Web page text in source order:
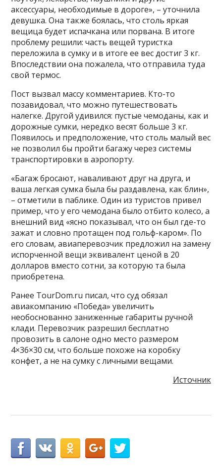
аксессуары, необходимые в дороге», – уточнила
девушка. Она также боялась, что столь яркая
вещица будет испачкана или порвана. В итоге
проблему решили: часть вещей туристка
переложила в сумку и в итоге ее вес достиг 3 кг.
Впоследствии она пожалела, что отправила туда
свой термос.
Пост вызвал массу комментариев. Кто-то
позавидовал, что можно путешествовать
налегке. Другой удивился: пустые чемоданы, как и
дорожные сумки, нередко весят больше 3 кг.
Появилось и предположение, что столь малый вес
не позволил бы пройти багажу через системы
транспортировки в аэропорту.
«Багаж бросают, наваливают друг на друга, и
ваша легкая сумка была бы раздавлена, как блин»,
– отметили в паблике. Один из туристов привел
пример, что у его чемодана было отбито колесо, а
внешний вид «ясно показывал, что он был где-то
зажат и словно протащен под гольф-каром». По
его словам, авиаперевозчик предложил на замену
испорченной вещи эквивалент ценой в 20
долларов вместо сотни, за которую та была
приобретена.
Ранее TourDom.ru писал, что суд обязал
авиакомпанию «Победа» увеличить
необоснованно заниженные габариты ручной
клади. Перевозчик разрешил бесплатно
провозить в салоне одно место размером
4×36×30 см, что больше похоже на коробку
конфет, а не на сумку с личными вещами.
Источник